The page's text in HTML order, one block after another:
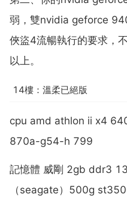
弱，雙nvidia geforce
俠盜4流暢執行的要求，
以上。
14樓：溫柔已絕版
cpu amd athlon ii x4
870a-g54-h 799
記憶體 威剛 2gb ddr3
（seagate）500g